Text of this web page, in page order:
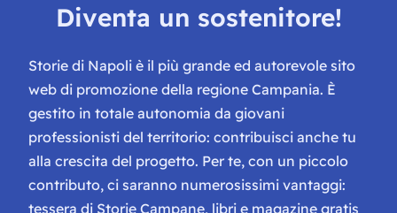
Diventa un sostenitore!
Storie di Napoli è il più grande ed autorevole sito
web di promozione della regione Campania. È
gestito in totale autonomia da giovani
professionisti del territorio: contribuisci anche tu
alla crescita del progetto. Per te, con un piccolo
contributo, ci saranno numerosissimi vantaggi:
tessera di Storie Campane, libri e magazine gratis